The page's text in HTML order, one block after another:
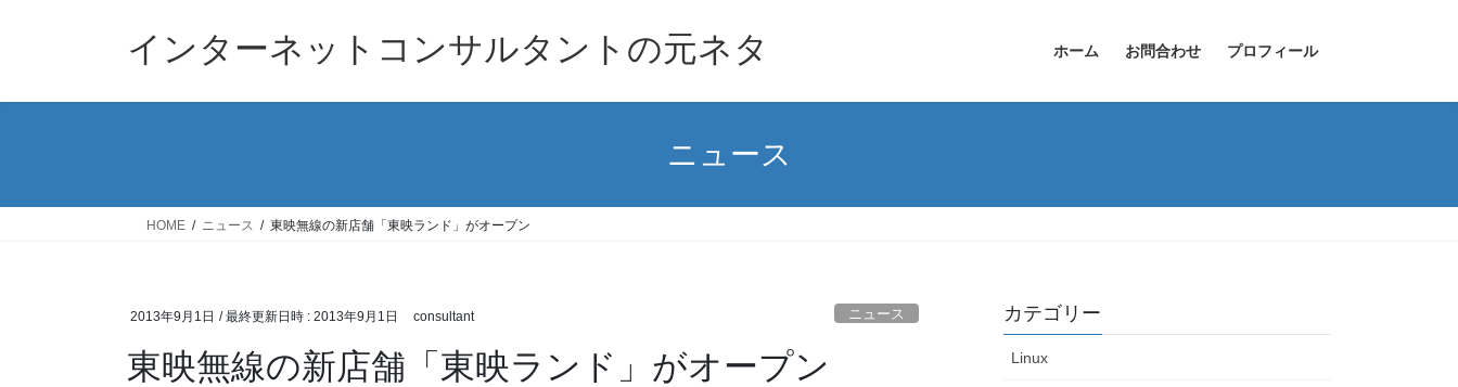
インターネットコンサルタントの元ネタ ホーム お問合わせ プロフィール
ニュース
HOME ニュース 東映無線の新店舗「東映ランド」がオープン
2013年9月1日 / 最終更新日時 : 2013年9月1日 consultant ニュース
東映無線の新店舗「東映ランド」がオープン
カテゴリー
Linux